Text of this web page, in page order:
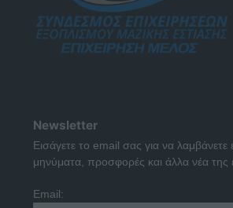
Newsletter
Εισάγετε το email σας για να λαμβάνετε
μηνύματα, προσφορές και άλλα νέα της
Email: